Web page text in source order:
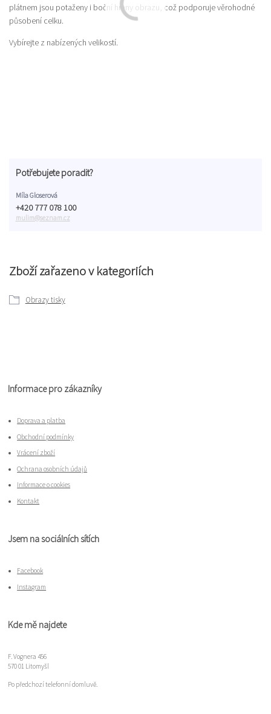
plátnem jsou potaženy i boční hrany obrazu, což podporuje věrohodné
působení celku.
Vybírejte z nabízených velikostí.
Zboží zařazeno v kategoriích
Obrazy tisky
Potřebujete poradit?
Míla Gloserová
+420 777 078 100
mulim@seznam.cz
Informace pro zákazníky
Doprava a platba
Obchodní podmínky
Vrácení zboží
Ochrana osobních údajů
Informace o cookies
Kontakt
Jsem na sociálních sítích
Facebook
Instagram
Kde mě najdete
F. Vognera 456
570 01 Litomyšl
Po předchozí telefonní domluvě.